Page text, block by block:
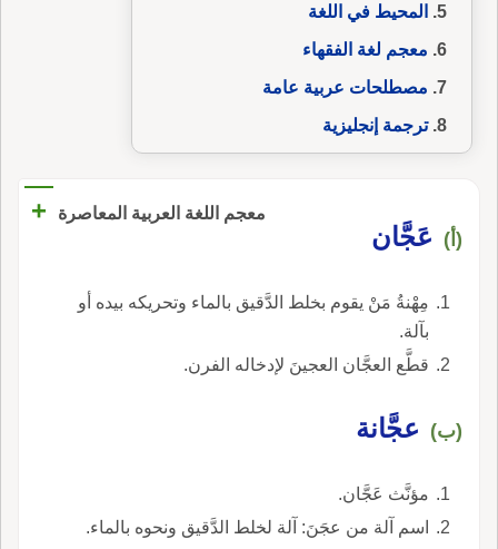
المحيط في اللغة
معجم لغة الفقهاء
مصطلحات عربية عامة
ترجمة إنجليزية
معجم اللغة العربية المعاصرة +
(أ) عَجَّان
مِهْنةُ مَنْ يقوم بخلط الدَّقيق بالماء وتحريكه بيده أو
بآلة.
قطَّع العجَّان العجينَ لإدخاله الفرن.
(ب) عجَّانة
مؤنَّث عَجَّان.
اسم آلة من عجَنَ: آلة لخلط الدَّقيق ونحوه بالماء.